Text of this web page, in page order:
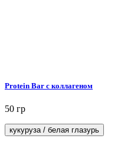
Protein Bar с коллагеном
50 гр
кукуруза / белая глазурь